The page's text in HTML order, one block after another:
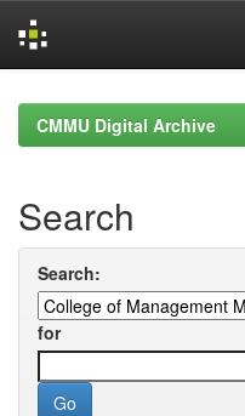
navigationCMMU Digital Archive
Search
Search:
for